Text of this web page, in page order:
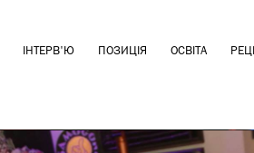
ІНТЕРВ'Ю ПОЗИЦІЯ ОСВІТА